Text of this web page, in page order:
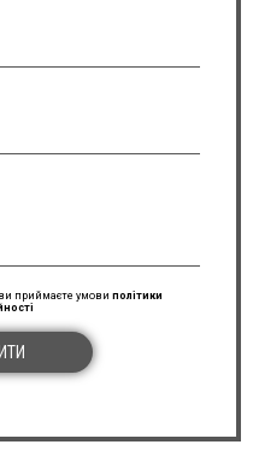
приймаєте умови політики